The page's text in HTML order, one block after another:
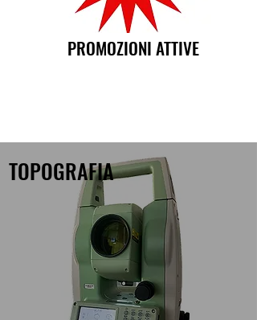
PROMOZIONI ATTIVE
TOPOGRAFIA